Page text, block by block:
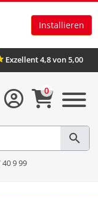
Installieren
Exzellent 4,8 von 5,00
9 99
0